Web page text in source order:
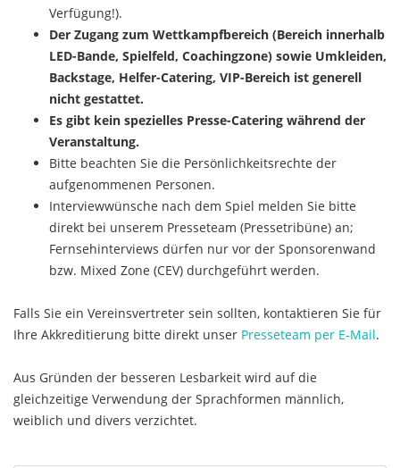
Verfügung!).
Der Zugang zum Wettkampfbereich (Bereich innerhalb
LED-Bande, Spielfeld, Coachingzone) sowie Umkleiden,
Backstage, Helfer-Catering, VIP-Bereich ist generell
nicht gestattet.
Es gibt kein spezielles Presse-Catering während der
Veranstaltung.
Bitte beachten Sie die Persönlichkeitsrechte der
aufgenommenen Personen.
Interviewwünsche nach dem Spiel melden Sie bitte
direkt bei unserem Presseteam (Pressetribüne) an;
Fernsehinterviews dürfen nur vor der Sponsorenwand
bzw. Mixed Zone (CEV) durchgeführt werden.
Falls Sie ein Vereinsvertreter sein sollten, kontaktieren Sie für
Ihre Akkreditierung bitte direkt unser Presseteam per E-Mail.
Aus Gründen der besseren Lesbarkeit wird auf die
gleichzeitige Verwendung der Sprachformen männlich,
weiblich und divers verzichtet.